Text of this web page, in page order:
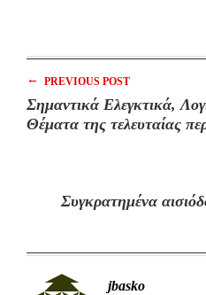
← PREVIOUS POST
Σημαντικά Ελεγκτικά,
Θέματα της τελευταίας
Συγκρατημένα
jbasko